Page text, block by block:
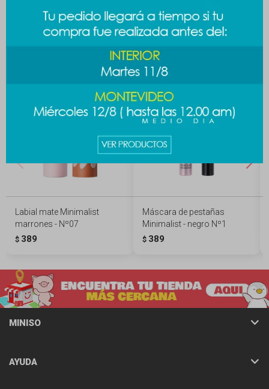
Labial mate Minimalist
marrones - Nº07
$ 389
Máscara de pestañas
Minimalist - negro Nº1
$ 389
MINISO
AYUDA